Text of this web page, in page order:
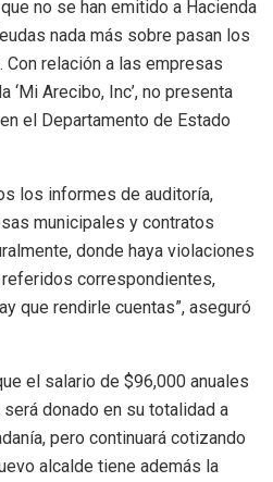
no se han emitido a Hacienda
nada más sobre pasan los
Con relación a las empresas
‘Mi Arecibo, Inc’, no presenta
el Departamento de Estado
los informes de auditoría,
municipales y contratos
donde haya violaciones
correspondientes,
que rendirle cuentas”, aseguró
el salario de $96,000 anuales
donado en su totalidad a
pero continuará cotizando
alcalde tiene además la